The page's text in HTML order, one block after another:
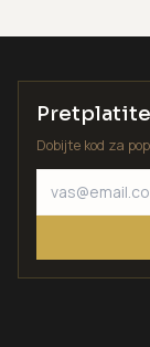
Dobijte kod za